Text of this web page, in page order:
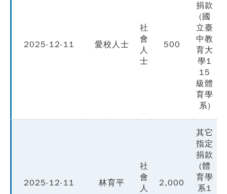
2025-12-11 愛校人士
社
會
人
士
500
捐款
(國
立臺
中教
育大
學1
15
級體
育學
系)
2025-12-11 林育平
社
會
人
2,000
其它
指定
捐款
(體
育學
系1